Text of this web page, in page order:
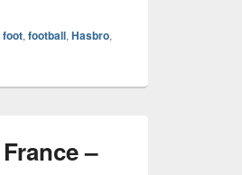
foot, football, Hasbro,
–